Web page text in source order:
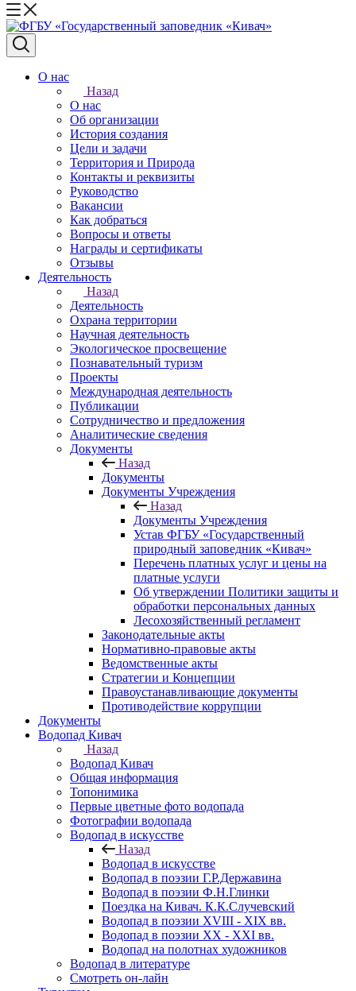
О нас
Назад
О нас
Об организации
История создания
Цели и задачи
Территория и Природа
Контакты и реквизиты
Руководство
Вакансии
Как добраться
Вопросы и ответы
Награды и сертификаты
Отзывы
Деятельность
Назад
Деятельность
Охрана территории
Научная деятельность
Экологическое просвещение
Познавательный туризм
Проекты
Международная деятельность
Публикации
Сотрудничество и предложения
Аналитические сведения
Документы
Назад
Документы
Документы Учреждения
Назад
Документы Учреждения
Устав ФГБУ «Государственный
природный заповедник «Кивач»
Перечень платных услуг и цены на
платные услуги
Об утверждении Политики защиты и
обработки персональных данных
Лесохозяйственный регламент
Законодательные акты
Нормативно-правовые акты
Ведомственные акты
Стратегии и Концепции
Правоустанавливающие документы
Противодействие коррупции
Документы
Водопад Кивач
Назад
Водопад Кивач
Общая информация
Топонимика
Первые цветные фото водопада
Фотографии водопада
Водопад в искусстве
Назад
Водопад в искусстве
Водопад в поэзии Г.Р.Державина
Водопад в поэзии Ф.Н.Глинки
Поездка на Кивач. К.К.Случевский
Водопад в поэзии XVIII - XIX вв.
Водопад в поэзии XX - XXI вв.
Водопад на полотнах художников
Водопад в литературе
Смотреть он-лайн